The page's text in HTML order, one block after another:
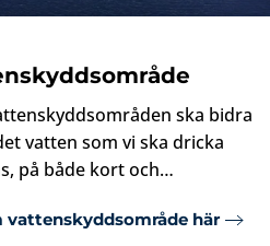
ska bidra
vatten som vi ska dricka
på både kort och…
vattenskyddsområde här